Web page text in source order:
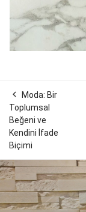

Moda: Bir
Toplumsal
Beğeni ve
Kendini İfade
Biçimi